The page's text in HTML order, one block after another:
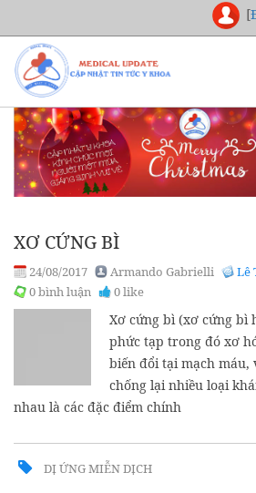
[
XƠ CỨNG BÌ
24/08/2017 Armando Gabrielli
Lê
0 bình luận
0 like
Xơ cứng bì (xơ cứng bì
phức tạp trong đó xơ
biến đổi tại mạch máu,
chống lại nhiều loại
nhau là các đặc điểm chính
DỊ ỨNG MIỄN DỊCH